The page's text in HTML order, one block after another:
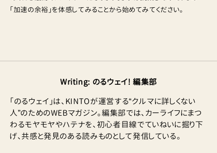
「加速の余裕」を体感してみることから始めてみてください。
Writing: のるウェイ! 編集部
「のるウェイ」は、KINTOが運営する“クルマに詳しくない
人”のためのWEBマガジン。編集部では、カーライフにまつ
わるモヤモヤやハテナを、初心者目線でていねいに掘り下
げ、共感と発見のある読みものとして発信している。